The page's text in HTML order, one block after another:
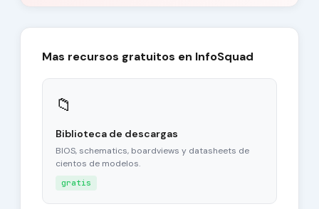
Mas recursos gratuitos en InfoSquad
📁
Biblioteca de descargas
BIOS, schematics, boardviews y datasheets de
cientos de modelos.
gratis